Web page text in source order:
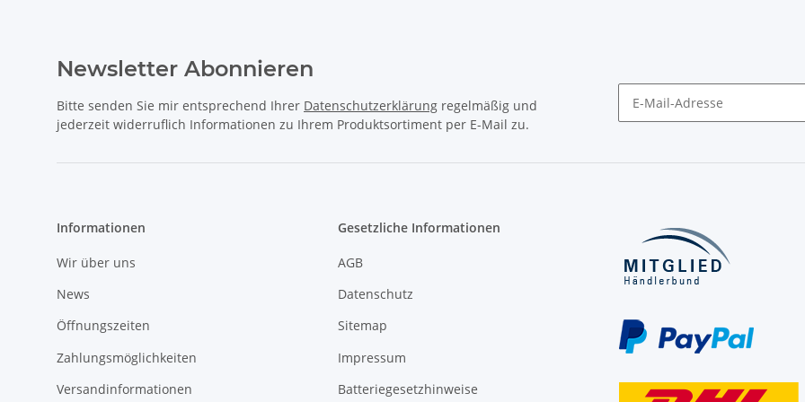
Newsletter Abonnieren
Bitte senden Sie mir entsprechend Ihrer Datenschutzerklärung regelmäßig und
jederzeit widerruflich Informationen zu Ihrem Produktsortiment per E-Mail zu.
Informationen
Wir über uns
News
Öffnungszeiten
Zahlungsmöglichkeiten
Versandinformationen
Gesetzliche Informationen
AGB
Datenschutz
Sitemap
Impressum
Batteriegesetzhinweise